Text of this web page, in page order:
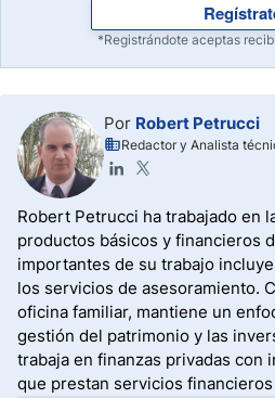
*Registrándote aceptas
Por Robert Petrucci
Redactor y Analista
Robert Petrucci ha trabajado en
productos básicos y financieros
importantes de su trabajo
los servicios de asesoramiento.
oficina familiar, mantiene un
gestión del patrimonio y las
trabaja en finanzas privadas con
que prestan servicios